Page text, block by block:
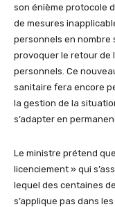
son énième protocole
de mesures
personnels en nombre
provoquer le retour de
personnels. Ce
sanitaire fera encore
la gestion de la
s’adapter en
Le ministre prétend
licenciement » qui
lequel des centaines
s’applique pas dans les